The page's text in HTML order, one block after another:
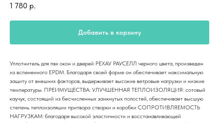
1 780 р.
Добавить в корзину
Уплотнитель для пвх окон и дверей РЕХАУ РАУСЕЛЛ черного цвета, произведен
из вспененного EPDM. Благодаря своей форме он обеспечивает максимальную
защиту от внешних факторов, выдерживает высокие ветровые нагрузки и низкие
температуры. ПРЕИМУЩЕСТВА: УЛУЧШЕННАЯ ТЕПЛОИЗОЛЯЦИЯ: сотовый
каучук, состоящий из бесчисленных замкнутых полостей, обеспечивает высшую
степень теплоизоляции притвора створки и коробки СОПРОТИВЛЯЕМОСТЬ
НАГРУЗКАМ: благодаря высокой эластичности и восстанавливающей